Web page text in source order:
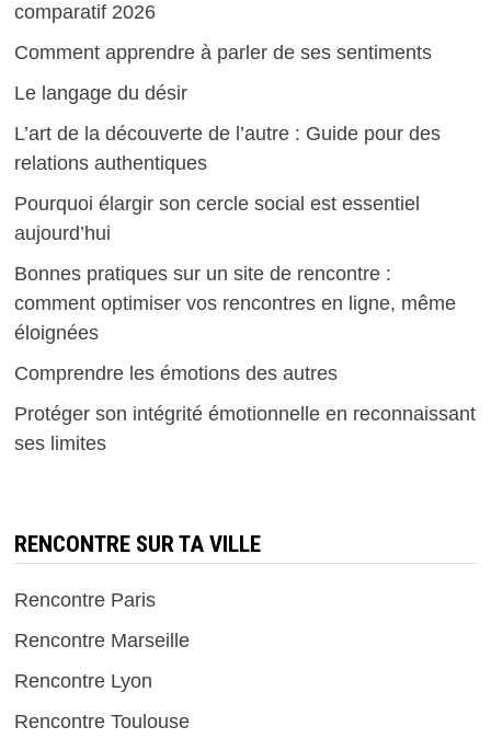
comparatif 2026
Comment apprendre à parler de ses sentiments
Le langage du désir
L’art de la découverte de l’autre : Guide pour des
relations authentiques
Pourquoi élargir son cercle social est essentiel
aujourd’hui
Bonnes pratiques sur un site de rencontre :
comment optimiser vos rencontres en ligne, même
éloignées
Comprendre les émotions des autres
Protéger son intégrité émotionnelle en reconnaissant
ses limites
RENCONTRE SUR TA VILLE
Rencontre Paris
Rencontre Marseille
Rencontre Lyon
Rencontre Toulouse